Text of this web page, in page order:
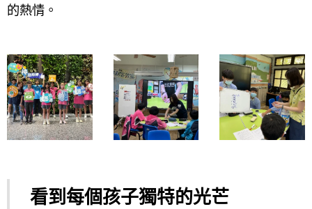
的熱情。
看到每個孩子獨特的光芒